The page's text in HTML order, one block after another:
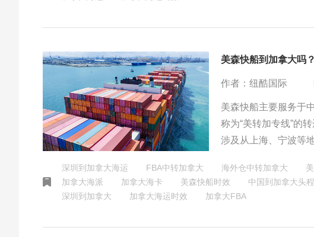
美森快船到加拿大吗
作者：纽酷国际
美森快船主要服务于
称为“美转加专线”的
涉及从上海、宁波等
本身不直接到达加拿
深圳到加拿大海运 FBA中转加拿大 海外仓中转加拿大
加拿大海派
加拿大海卡 美森快船时效 中国到加拿大头程
深圳到加拿大
加拿大海运时效 加拿大FBA